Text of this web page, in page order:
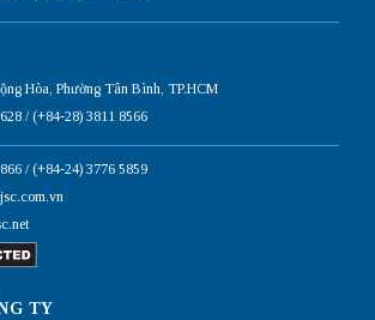
Hòa, Phường Tân Bình, TP.HCM
/ (+84-28) 3811 8566
/ (+84-24) 3776 5859
TY